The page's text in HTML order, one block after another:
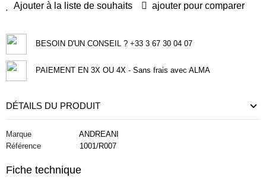
Ajouter à la liste de souhaits ajouter pour comparer
BESOIN D'UN CONSEIL ? +33 3 67 30 04 07
PAIEMENT EN 3X OU 4X - Sans frais avec ALMA
DÉTAILS DU PRODUIT
Marque
ANDREANI
Référence
1001/R007
Fiche technique